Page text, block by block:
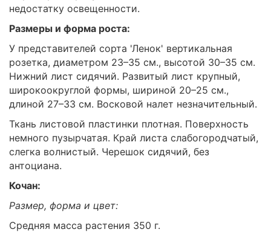
недостатку освещенности.
Размеры и форма роста:
У представителей сорта 'Ленок' вертикальная
розетка, диаметром 23–35 см., высотой 30–35 см.
Нижний лист сидячий. Развитый лист крупный,
широкоокруглой формы, шириной 20–25 см.,
длиной 27–33 см. Восковой налет незначительный.
Ткань листовой пластинки плотная. Поверхность
немного пузырчатая. Край листа слабогородчатый,
слегка волнистый. Черешок сидячий, без
антоциана.
Кочан:
Размер, форма и цвет:
Средняя масса растения 350 г.